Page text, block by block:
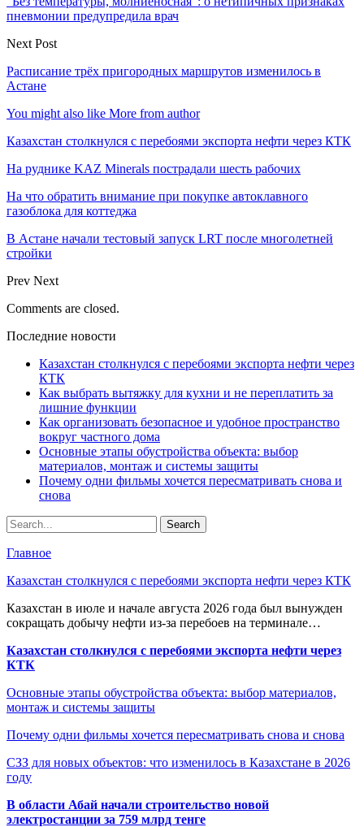
пневмонии предупредила врач
Next Post
Расписание трёх пригородных маршрутов изменилось в
Астане
You might also like More from author
Казахстан столкнулся с перебоями экспорта нефти через КТК
На руднике KAZ Minerals пострадали шесть рабочих
На что обратить внимание при покупке автоклавного
газоблока для коттеджа
В Астане начали тестовый запуск LRT после многолетней
стройки
Prev Next
Comments are closed.
Последние новости
Казахстан столкнулся с перебоями экспорта нефти через
КТК
Как выбрать вытяжку для кухни и не переплатить за
лишние функции
Как организовать безопасное и удобное пространство
вокруг частного дома
Основные этапы обустройства объекта: выбор
материалов, монтаж и системы защиты
Почему одни фильмы хочется пересматривать снова и
снова
Главное
Казахстан столкнулся с перебоями экспорта нефти через КТК
Казахстан в июле и начале августа 2026 года был вынужден
сокращать добычу нефти из-за перебоев на терминале…
Казахстан столкнулся с перебоями экспорта нефти через
КТК
Основные этапы обустройства объекта: выбор материалов,
монтаж и системы защиты
Почему одни фильмы хочется пересматривать снова и снова
СЗЗ для новых объектов: что изменилось в Казахстане в 2026
году
В области Абай начали строительство новой
электростанции за 759 млрд тенге